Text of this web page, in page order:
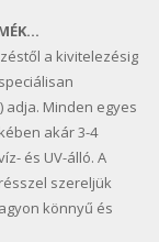
a kivitelezésig
adja. Minden egyes
akár 3-4
és UV-álló. A
szereljük
könnyű és